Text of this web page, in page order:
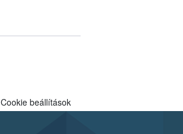
Cookie beállítások